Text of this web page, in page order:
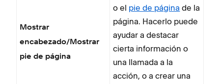
Mostrar
encabezado/Mostrar
pie de página
o el pie de página de la
página. Hacerlo puede
ayudar a destacar
cierta información o
una llamada a la
acción, o a crear una